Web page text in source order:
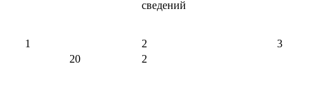
сведений
1 2
3
20
2